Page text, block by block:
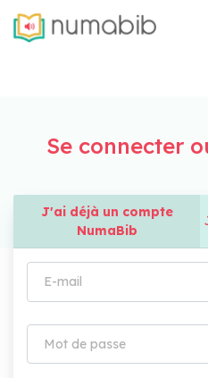
Se connecter
J'ai déjà un compte
NumaBib